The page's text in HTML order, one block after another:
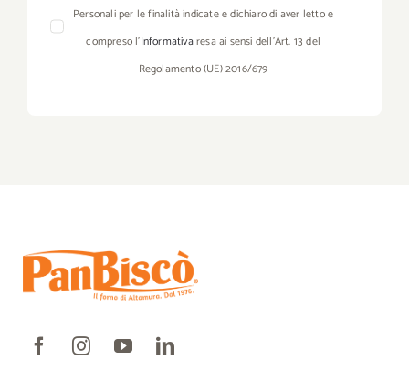
Personali per le finalità indicate e dichiaro di aver letto e
compreso l’Informativaresa ai sensi dell’Art. 13 del
Regolamento (UE) 2016/679